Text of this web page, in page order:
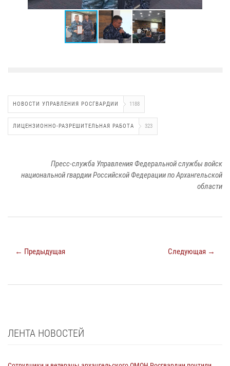
НОВОСТИ УПРАВЛЕНИЯ РОСГВАРДИИ 1188
ЛИЦЕНЗИОННО-РАЗРЕШИТЕЛЬНАЯ РАБОТА 323
Пресс-служба Управления Федеральной службы войск
национальной гвардии Российской Федерации по Архангельской
области
← Предыдущая Следующая →
ЛЕНТА НОВОСТЕЙ